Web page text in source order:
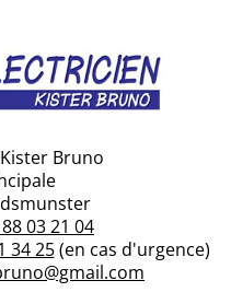
Bruno
03 21 04
34 25(en cas d'urgence)